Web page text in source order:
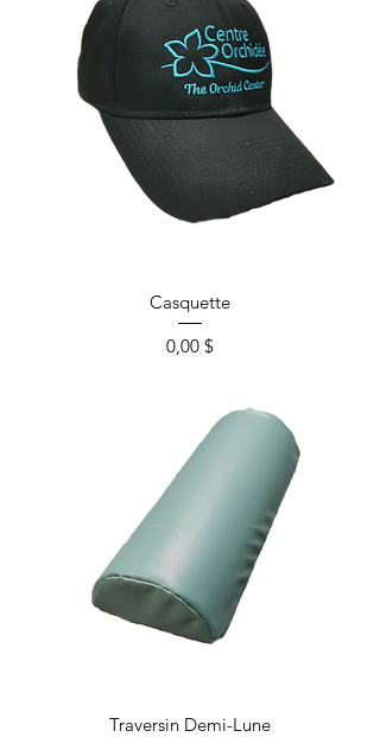
Casquette
Prix
0,00 $
Traversin Demi-Lune